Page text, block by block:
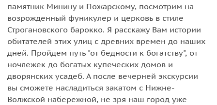
памятник Минину и Пожарскому, посмотрим на
возрожденный фуникулер и церковь в стиле
Строгановского барокко. Я расскажу Вам истории
обитателей этих улиц с древних времен до наших
дней. Пройдем путь "от бедности к богатству", от
ночлежек до богатых купеческих домов и
дворянских усадеб. А после вечерней экскурсии
вы сможете насладиться закатом с Нижне-
Волжской набережной, не зря наш город уже